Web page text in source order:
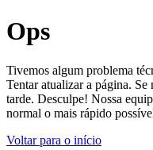
Ops
Tivemos algum problema
Tentar atualizar a página.
tarde. Desculpe! Nossa
normal o mais rápido
Voltar para o início